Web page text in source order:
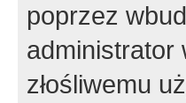
poprzez
administrator
złośliwemu